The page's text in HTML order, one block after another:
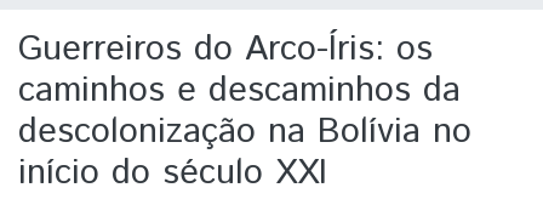
Guerreiros do Arco-Íris: os
caminhos e descaminhos da
descolonização na Bolívia no
início do século XXI